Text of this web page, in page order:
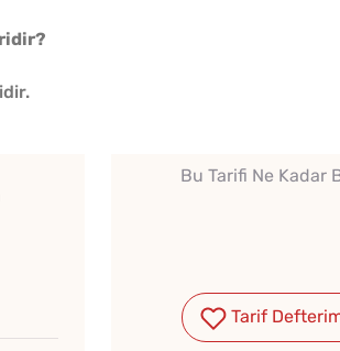
Bu Tarifi Ne Kadar
Tarif
Ev Yapımı Domates Sosu
Evde Elma Sirkesi
Yapmanın 4 Püf Noktası